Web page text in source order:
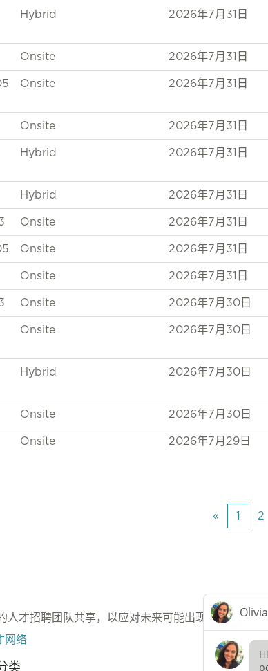
Hybrid 2026年7月31日
Onsite 2026年7月31日
Onsite 2026年7月31日
Onsite 2026年7月31日
Hybrid 2026年7月31日
Hybrid 2026年7月31日
Onsite 2026年7月31日
Onsite 2026年7月31日
Onsite 2026年7月31日
Onsite 2026年7月30日
Onsite 2026年7月30日
Hybrid 2026年7月30日
Onsite 2026年7月30日
Onsite 2026年7月29日
« 1 2
才招聘团队共享，以应对未来可能出现的职位空缺。
网络
类